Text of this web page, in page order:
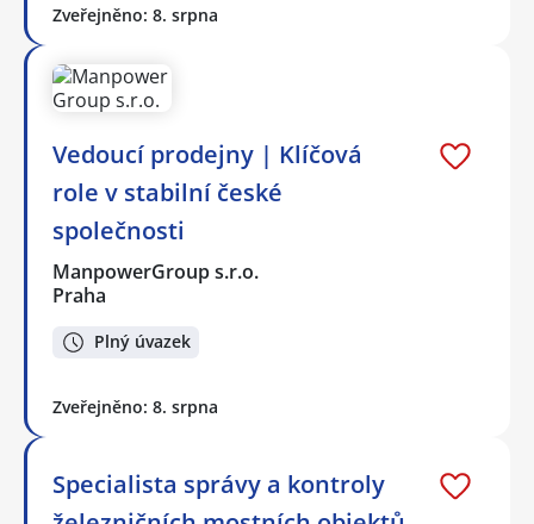
Zveřejněno: 8. srpna
Vedoucí prodejny | Klíčová
role v stabilní české
společnosti
ManpowerGroup s.r.o.
Praha
Plný úvazek
Zveřejněno: 8. srpna
Specialista správy a kontroly